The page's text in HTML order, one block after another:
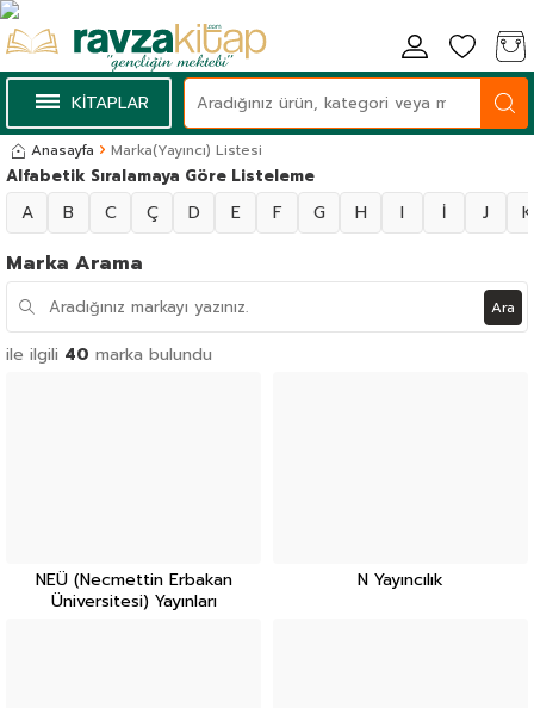
KİTAPLAR
Anasayfa Marka(Yayıncı) Listesi
Alfabetik Sıralamaya Göre Listeleme
A B C Ç D E F G H I İ J K
Marka Arama
Ara
ile ilgili 40 marka bulundu
NEÜ (Necmettin Erbakan
Üniversitesi) Yayınları
N Yayıncılık